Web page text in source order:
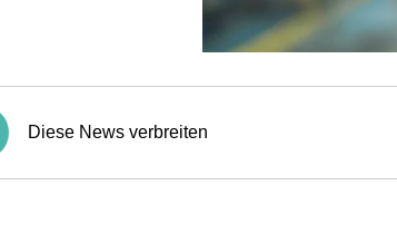
Diese News verbreiten